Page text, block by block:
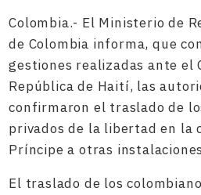
Colombia.- El Ministerio de
de Colombia informa, que
gestiones realizadas ante el
República de Haití, las
confirmaron el traslado de
privados de la libertad en la
Príncipe a otras
El traslado de los